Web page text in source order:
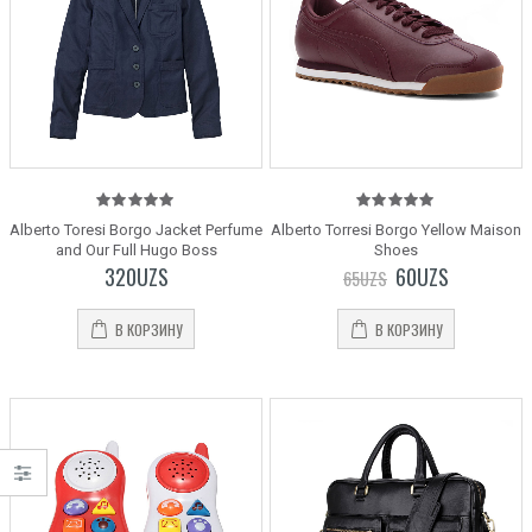
5.00
out
of 5
Alberto Toresi Borgo Jacket Perfume
and Our Full Hugo Boss
320UZS
В КОРЗИНУ
5.00
out
of 5
Alberto Torresi Borgo Yellow Maison
Shoes
65UZS 60UZS
В КОРЗИНУ